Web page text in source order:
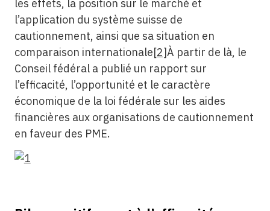
les effets, la position sur le marché et
l’application du système suisse de
cautionnement, ainsi que sa situation en
comparaison internationale[2]À partir de là, le
Conseil fédéral a publié un rapport sur
l’efficacité, l’opportunité et le caractère
économique de la loi fédérale sur les aides
financières aux organisations de cautionnement
en faveur des PME.